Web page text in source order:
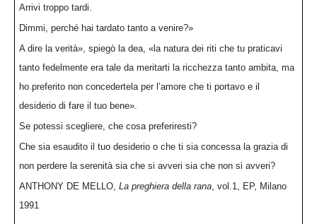
Arrivi troppo tardi.
Dimmi, perché hai tardato tanto a venire?»
A dire la verità», spiegò la dea, «la natura dei riti che tu praticavi
tanto fedelmente era tale da meritarti la ricchezza tanto ambita, ma
ho preferito non concedertela per l’amore che ti portavo e il
desiderio di fare il tuo bene».
Se potessi scegliere, che cosa preferiresti?
Che sia esaudito il tuo desiderio o che ti sia concessa la grazia di
non perdere la serenità sia che si avveri sia che non si avveri?
ANTHONY DE MELLO, La preghiera della rana, vol.1, EP, Milano
1991